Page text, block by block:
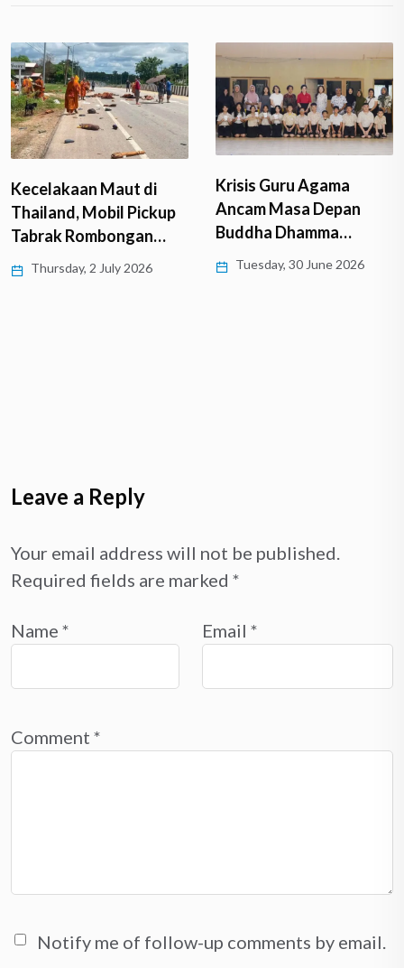
Kecelakaan Maut di
Thailand, Mobil Pickup
Tabrak Rombongan…
Thursday, 2 July 2026
Krisis Guru Agama
Ancam Masa Depan
Buddha Dhamma…
Tuesday, 30 June 2026
Leave a Reply
Your email address will not be published.
Required fields are marked *
Name * Email *
Comment *
Notify me of follow-up comments by email.